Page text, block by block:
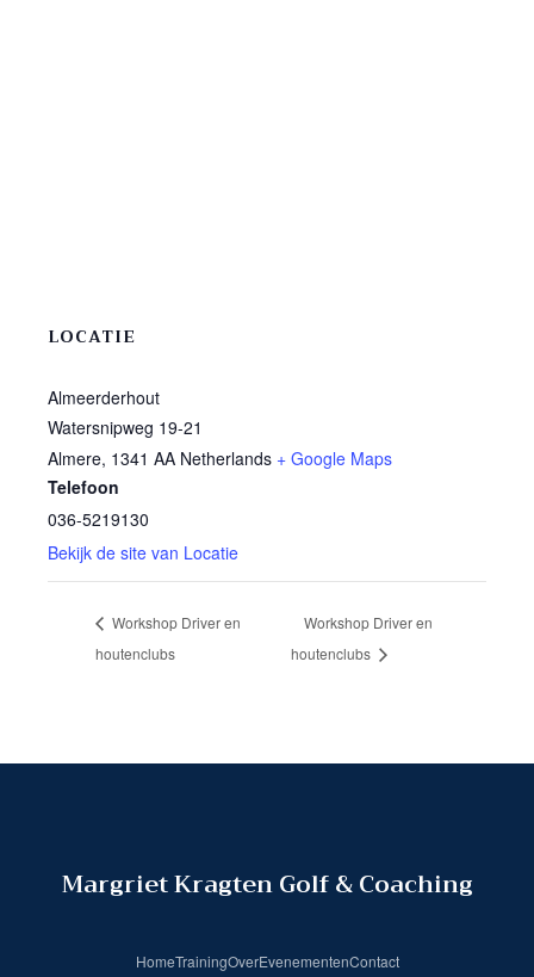
LOCATIE
Almeerderhout
Watersnipweg 19-21
Almere, 1341 AA Netherlands + Google Maps
Telefoon
036-5219130
Bekijk de site van Locatie
Workshop Driver en
houtenclubs
Workshop Driver en
houtenclubs
Margriet Kragten Golf & Coaching
HomeTrainingOverEvenementenContact